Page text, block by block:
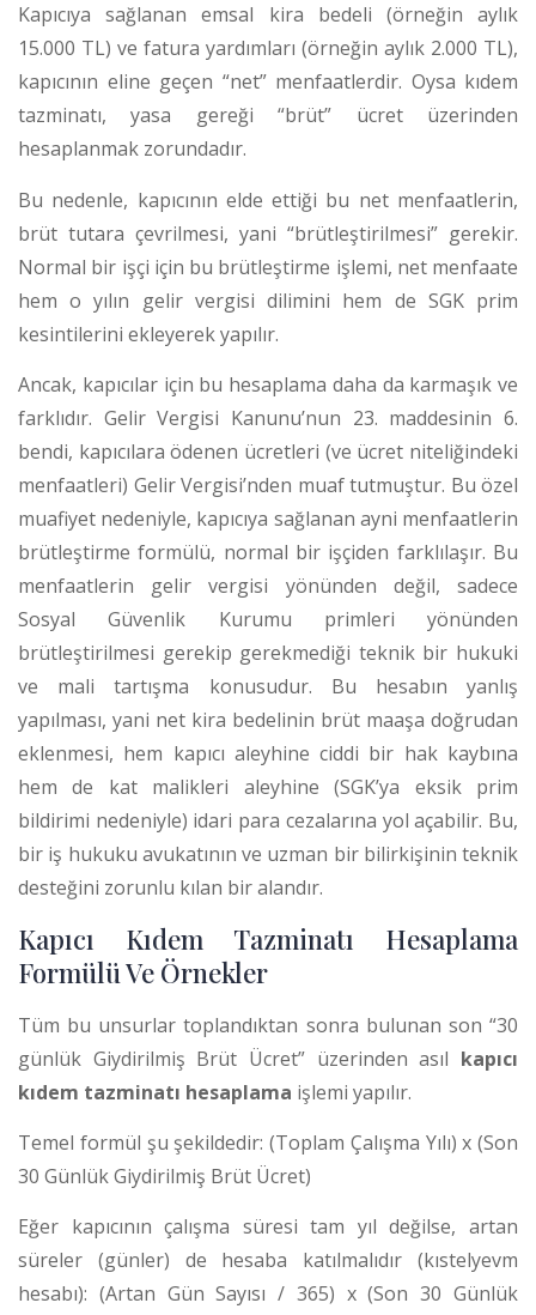
Kapıcıya sağlanan emsal kira bedeli (örneğin aylık
15.000 TL) ve fatura yardımları (örneğin aylık 2.000 TL),
kapıcının eline geçen “net” menfaatlerdir. Oysa kıdem
tazminatı, yasa gereği “brüt” ücret üzerinden
hesaplanmak zorundadır.
Bu nedenle, kapıcının elde ettiği bu net menfaatlerin,
brüt tutara çevrilmesi, yani “brütleştirilmesi” gerekir.
Normal bir işçi için bu brütleştirme işlemi, net menfaate
hem o yılın gelir vergisi dilimini hem de SGK prim
kesintilerini ekleyerek yapılır.
Ancak, kapıcılar için bu hesaplama daha da karmaşık ve
farklıdır. Gelir Vergisi Kanunu’nun 23. maddesinin 6.
bendi, kapıcılara ödenen ücretleri (ve ücret niteliğindeki
menfaatleri) Gelir Vergisi’nden muaf tutmuştur. Bu özel
muafiyet nedeniyle, kapıcıya sağlanan ayni menfaatlerin
brütleştirme formülü, normal bir işçiden farklılaşır. Bu
menfaatlerin gelir vergisi yönünden değil, sadece
Sosyal Güvenlik Kurumu primleri yönünden
brütleştirilmesi gerekip gerekmediği teknik bir hukuki
ve mali tartışma konusudur. Bu hesabın yanlış
yapılması, yani net kira bedelinin brüt maaşa doğrudan
eklenmesi, hem kapıcı aleyhine ciddi bir hak kaybına
hem de kat malikleri aleyhine (SGK’ya eksik prim
bildirimi nedeniyle) idari para cezalarına yol açabilir. Bu,
bir iş hukuku avukatının ve uzman bir bilirkişinin teknik
desteğini zorunlu kılan bir alandır.
Kapıcı Kıdem Tazminatı Hesaplama
Formülü Ve Örnekler
Tüm bu unsurlar toplandıktan sonra bulunan son “30
günlük Giydirilmiş Brüt Ücret” üzerinden asıl kapıcı
kıdem tazminatı hesaplama işlemi yapılır.
Temel formül şu şekildedir: (Toplam Çalışma Yılı) x (Son
30 Günlük Giydirilmiş Brüt Ücret)
Eğer kapıcının çalışma süresi tam yıl değilse, artan
süreler (günler) de hesaba katılmalıdır (kıstelyevm
hesabı): (Artan Gün Sayısı / 365) x (Son 30 Günlük